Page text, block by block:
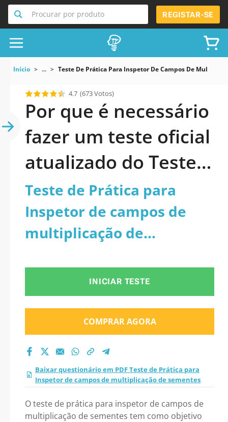
Procurar por produto REGISTAR-SE
Início ... Teste De Prática Para Inspetor De Campos De
4.7 (673 Votos)
Por que é necessário
fazer um teste oficial
atualizado do Teste
de Prática para
Inspetor de campos
de multiplicação de
sementes 2026?
Teste de Prática para
Inspetor de campos de
multiplicação de
INICIAR TESTE
COMPRAR AGORA
Baixar questionário em PDF Teste de Prática para
Inspetor de campos de multiplicação de sementes
O teste de prática para inspetor de campos de
multiplicação de sementes tem como objetivo